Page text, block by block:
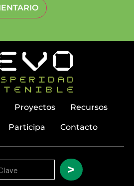
Proyectos Recursos
Participa Contacto
>